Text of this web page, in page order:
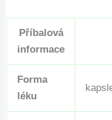
Příbalová
informace
Forma
léku